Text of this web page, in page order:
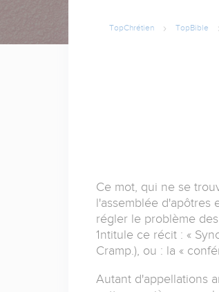
TopChrétien TopBible
Ce mot, qui ne se
l'assemblée d'apôtres
régler le problème
1ntitule ce récit : «
Cramp.), ou : la «
Autant d'appellations